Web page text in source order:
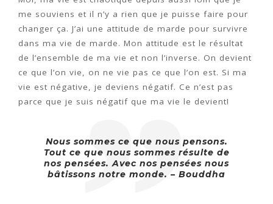
me souviens et il n’y a rien que je puisse faire pour
changer ça. J’ai une attitude de marde pour survivre
dans ma vie de marde. Mon attitude est le résultat
de l’ensemble de ma vie et non l’inverse. On devient
ce que l’on vie, on ne vie pas ce que l’on est. Si ma
vie est négative, je deviens négatif. Ce n’est pas
parce que je suis négatif que ma vie le devient!
Nous sommes ce que nous pensons.
Tout ce que nous sommes résulte de
nos pensées. Avec nos pensées nous
bâtissons notre monde. – Bouddha